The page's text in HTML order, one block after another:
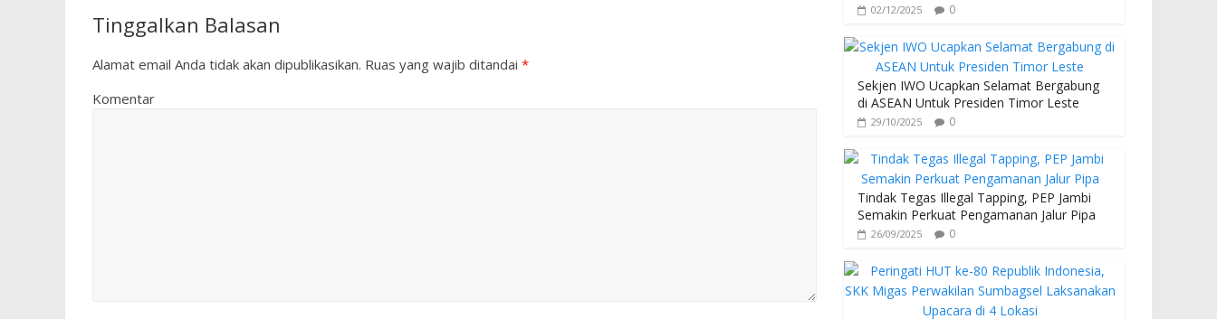
Tinggalkan Balasan
Alamat email Anda tidak akan dipublikasikan. Ruas yang wajib ditandai *
Komentar
02/12/2025 0
Sekjen IWO Ucapkan Selamat Bergabung
di ASEAN Untuk Presiden Timor Leste
29/10/2025 0
Tindak Tegas Illegal Tapping, PEP Jambi
Semakin Perkuat Pengamanan Jalur Pipa
26/09/2025 0